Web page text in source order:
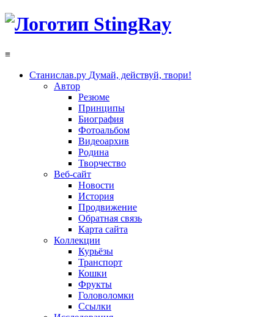
≡
Станислав.ру Думай, действуй, твори!
Автор
Резюме
Принципы
Биография
Фотоальбом
Видеоархив
Родина
Творчество
Веб-сайт
Новости
История
Продвижение
Обратная связь
Карта сайта
Коллекции
Курьёзы
Транспорт
Кошки
Фрукты
Головоломки
Ссылки